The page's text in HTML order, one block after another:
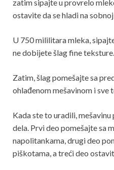
zatim sipajte u provrelo
ostavite da se hladi na
U 750 mililitara mleka,
ne dobijete šlag fine teksture.
Zatim, šlag pomešajte sa
ohlađenom mešavinom i sve
Kada ste to uradili,
dela. Prvi deo pomešajte sa
napolitankama, drugi deo
piškotama, a treći deo